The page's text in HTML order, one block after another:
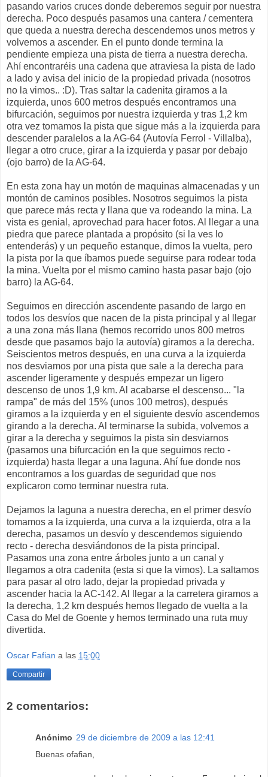
pasando varios cruces donde deberemos seguir por nuestra
derecha. Poco después pasamos una cantera / cementera
que queda a nuestra derecha descendemos unos metros y
volvemos a ascender. En el punto donde termina la
pendiente empieza una pista de tierra a nuestra derecha.
Ahí encontraréis una cadena que atraviesa la pista de lado
a lado y avisa del inicio de la propiedad privada (nosotros
no la vimos.. :D). Tras saltar la cadenita giramos a la
izquierda, unos 600 metros después encontramos una
bifurcación, seguimos por nuestra izquierda y tras 1,2 km
otra vez tomamos la pista que sigue más a la izquierda para
descender paralelos a la AG-64 (Autovía Ferrol - Villalba),
llegar a otro cruce, girar a la izquierda y pasar por debajo
(ojo barro) de la AG-64.
En esta zona hay un motón de maquinas almacenadas y un
montón de caminos posibles. Nosotros seguimos la pista
que parece más recta y llana que va rodeando la mina. La
vista es genial, aprovechad para hacer fotos. Al llegar a una
piedra que parece plantada a propósito (si la ves lo
entenderás) y un pequeño estanque, dimos la vuelta, pero
la pista por la que íbamos puede seguirse para rodear toda
la mina. Vuelta por el mismo camino hasta pasar bajo (ojo
barro) la AG-64.
Seguimos en dirección ascendente pasando de largo en
todos los desvíos que nacen de la pista principal y al llegar
a una zona más llana (hemos recorrido unos 800 metros
desde que pasamos bajo la autovía) giramos a la derecha.
Seiscientos metros después, en una curva a la izquierda
nos desviamos por una pista que sale a la derecha para
ascender ligeramente y después empezar un ligero
descenso de unos 1,9 km. Al acabarse el descenso... "la
rampa" de más del 15% (unos 100 metros), después
giramos a la izquierda y en el siguiente desvío ascendemos
girando a la derecha. Al terminarse la subida, volvemos a
girar a la derecha y seguimos la pista sin desviarnos
(pasamos una bifurcación en la que seguimos recto -
izquierda) hasta llegar a una laguna. Ahí fue donde nos
encontramos a los guardas de seguridad que nos
explicaron como terminar nuestra ruta.
Dejamos la laguna a nuestra derecha, en el primer desvío
tomamos a la izquierda, una curva a la izquierda, otra a la
derecha, pasamos un desvío y descendemos siguiendo
recto - derecha desviándonos de la pista principal.
Pasamos una zona entre árboles junto a un canal y
llegamos a otra cadenita (esta si que la vimos). La saltamos
para pasar al otro lado, dejar la propiedad privada y
ascender hacia la AC-142. Al llegar a la carretera giramos a
la derecha, 1,2 km después hemos llegado de vuelta a la
Casa do Mel de Goente y hemos terminado una ruta muy
divertida.
Oscar Fafian a las 15:00
Compartir
2 comentarios:
Anónimo 29 de diciembre de 2009 a las 12:41
Buenas ofafian,